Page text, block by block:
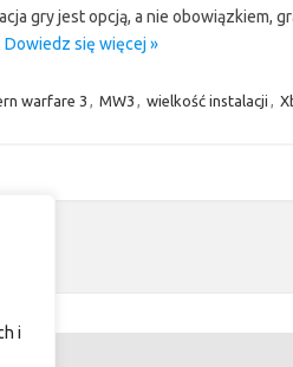
i
gry jest opcją, a nie obowiązkiem,
Dowiedz się więcej »
warfare 3 , MW3 , wielkość instalacji ,